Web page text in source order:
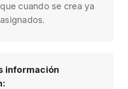
cuando se crea ya
información